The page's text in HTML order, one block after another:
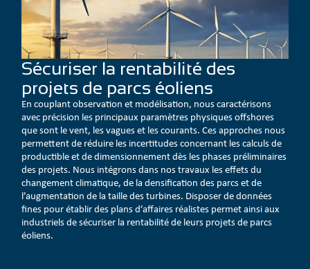
Sécuriser la rentabilité des
projets de parcs éoliens
En couplant observation et modélisation, nous caractérisons
avec précision les principaux paramètres physiques offshores
que sont le vent, les vagues et les courants. Ces approches nous
permettent de réduire les incertitudes concernant les calculs de
productible et de dimensionnement dès les phases préliminaires
des projets. Nous intégrons dans nos travaux les effets du
changement climatique, de la densification des parcs et de
l’augmentation de la taille des turbines. Disposer de données
fines pour établir des plans d’affaires réalistes permet ainsi aux
industriels de sécuriser la rentabilité de leurs projets de parcs
éoliens.